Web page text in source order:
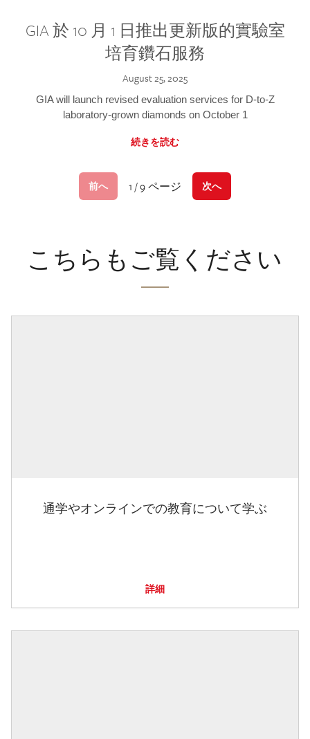
GIA 於 10 月 1 日推出更新版的實驗室
培育鑽石服務
August 25, 2025
GIA will launch revised evaluation services for D-to-Z
laboratory-grown diamonds on October 1
続きを読む
前へ 1 / 9 ページ 次へ
こちらもご覧ください
通学やオンラインでの教育について学ぶ
詳細